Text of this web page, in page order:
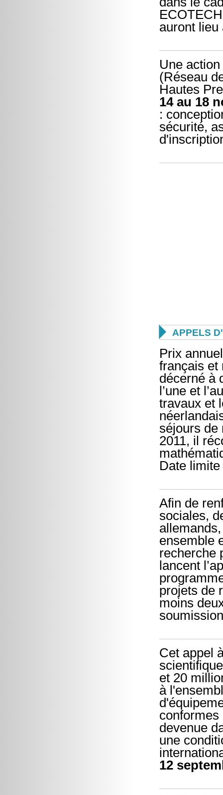
auront
Une
(Réseau
Hautes
14 au 18
:
sécurité,
 APPELS
Prix
français et
décerné à
l’une et
travaux et
séjours de
2011, il
Date
Afin de
sociales,
ensemble
recherche
lancent
projets de
moins
Cet appel
et 20
à
conformes
devenue
une
12